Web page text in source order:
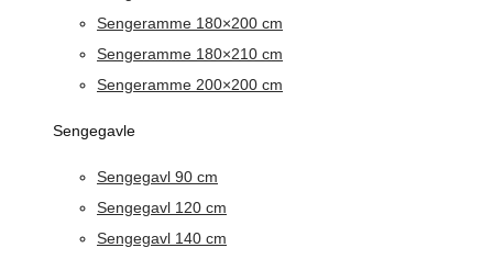
Sengeramme 180×200 cm
Sengeramme 180×210 cm
Sengeramme 200×200 cm
Sengegavle
Sengegavl 90 cm
Sengegavl 120 cm
Sengegavl 140 cm